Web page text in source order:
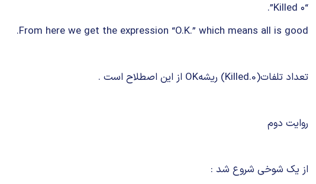
“۰ Killed”.
From here we get the expression “O.K.” which means all is good.
تعداد تلفات(Killed.0) ریشهOK از این اصطلاح است .
روایت دوم
از یک شوخی شروع شد :